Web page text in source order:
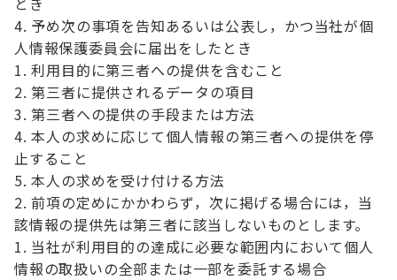
予め次の事項を告知あるいは公表し，かつ当社が個
人情報保護委員会に届出をしたとき
利用目的に第三者への提供を含むこと
第三者に提供されるデータの項目
第三者への提供の手段または方法
本人の求めに応じて個人情報の第三者への提供を停
止すること
本人の求めを受け付ける方法
前項の定めにかかわらず，次に掲げる場合には，当
該情報の提供先は第三者に該当しないものとします。
当社が利用目的の達成に必要な範囲内において個人
情報の取扱いの全部または一部を委託する場合